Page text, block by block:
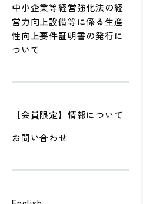
中小企業等経営強化法の経
営力向上設備等に係る生産
性向上要件証明書の発行に
ついて
【会員限定】情報について
お問い合わせ